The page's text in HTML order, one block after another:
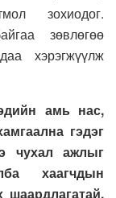
зохиодог.
зөвлөгөө
хэрэгжүүлж
амь нас,
гэдэг
чухал ажлыг
хаагчдын